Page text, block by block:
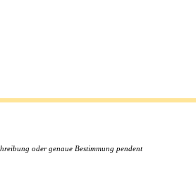
oder genaue Bestimmung pendent